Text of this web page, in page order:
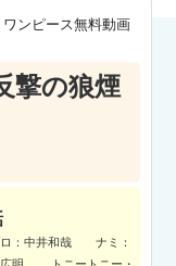
ワンピース無料動画
撃の狼煙
：中井和哉 ナミ：
明 トニートニー・